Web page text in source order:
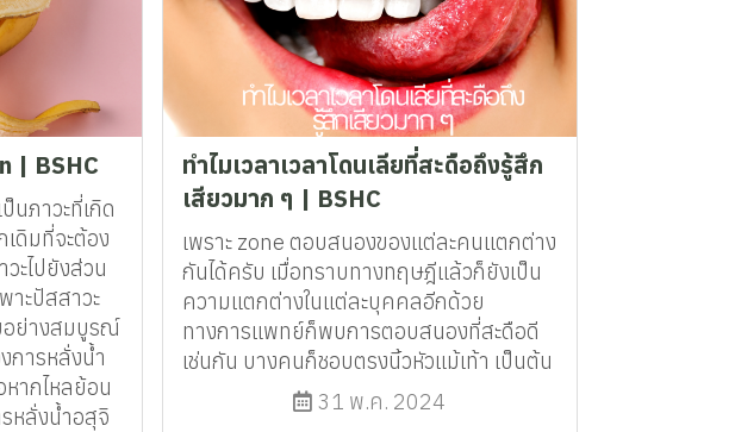
| BSHC
นภาวะที่เกิด
ดิมที่จะต้อง
ะไปยังส่วน
าะปัสสาวะ
อย่างสมบูรณ์
การหลั่งน้ำ
ากไหลย้อน
หลั่งน้ำอสุจิ
ทำไมเวลาเวลาโดนเลียที่สะดือถึงรู้สึก
เสียวมาก ๆ | BSHC
เพราะ zone ตอบสนองของแต่ละคนแตกต่าง
กันได้ครับ เมื่อทราบทางทฤษฎีแล้วก็ยังเป็น
ความแตกต่างในแต่ละบุคคลอีกด้วย
ทางการแพทย์ก็พบการตอบสนองที่สะดือดี
เช่นกัน บางคนก็ชอบตรงนิ้วหัวแม้เท้า เป็นต้น
31 พ.ค. 2024